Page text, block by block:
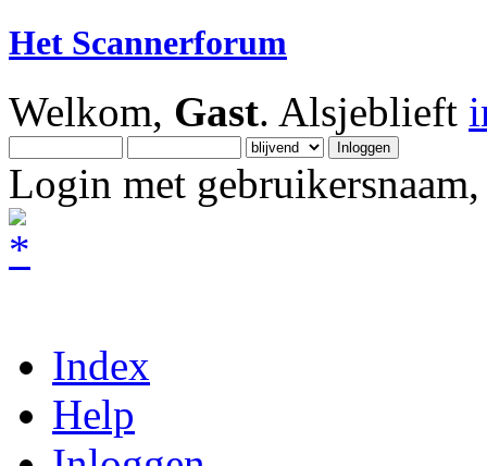
Het Scannerforum
Welkom, Gast. Alsjeblieft
Login met
Index
Help